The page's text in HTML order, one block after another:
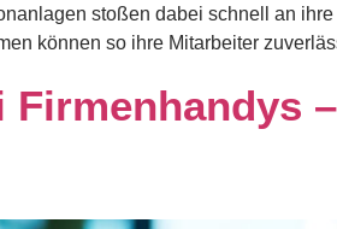
stoßen dabei schnell an
können so ihre Mitarbeiter